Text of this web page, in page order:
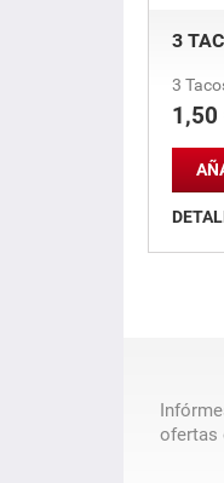
3
3
Precio
1,50
ofertas